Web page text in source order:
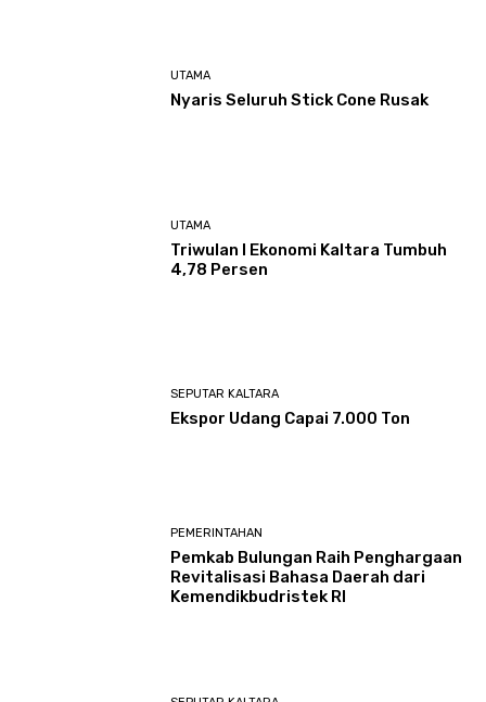
UTAMA
Nyaris Seluruh Stick Cone Rusak
UTAMA
Triwulan I Ekonomi Kaltara Tumbuh
4,78 Persen
SEPUTAR KALTARA
Ekspor Udang Capai 7.000 Ton
PEMERINTAHAN
Pemkab Bulungan Raih Penghargaan
Revitalisasi Bahasa Daerah dari
Kemendikbudristek RI